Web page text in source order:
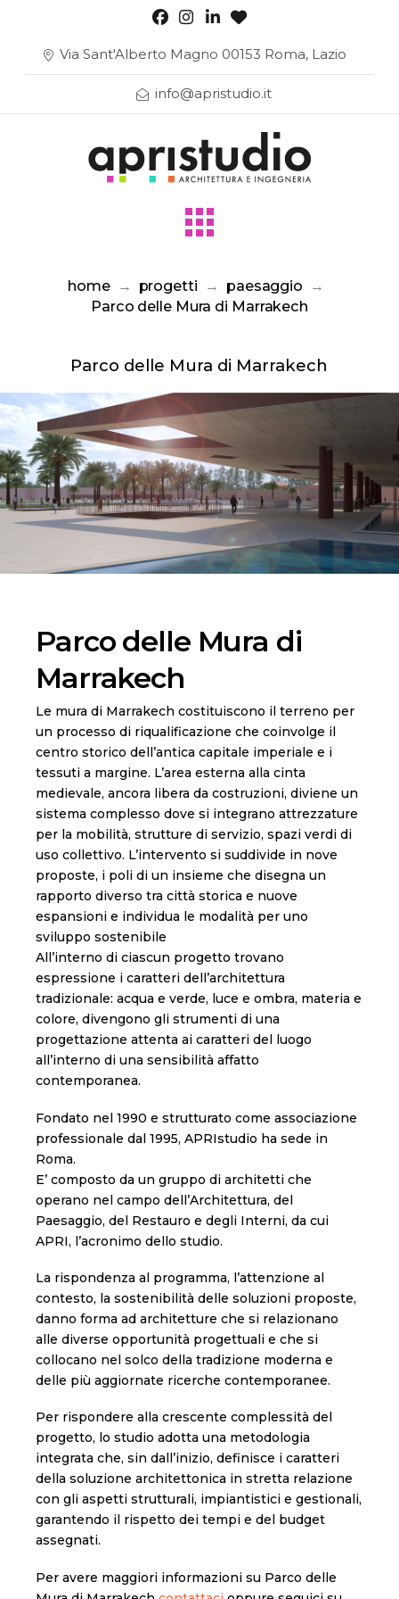
Via Sant'Alberto Magno 00153 Roma, Lazio
info@apristudio.it
home → progetti → paesaggio →
Parco delle Mura di Marrakech
Parco delle Mura di Marrakech
Parco delle Mura di
Marrakech
Le mura di Marrakech costituiscono il terreno per
un processo di riqualificazione che coinvolge il
centro storico dell’antica capitale imperiale e i
tessuti a margine. L’area esterna alla cinta
medievale, ancora libera da costruzioni, diviene un
sistema complesso dove si integrano attrezzature
per la mobilità, strutture di servizio, spazi verdi di
uso collettivo. L’intervento si suddivide in nove
proposte, i poli di un insieme che disegna un
rapporto diverso tra città storica e nuove
espansioni e individua le modalità per uno
sviluppo sostenibile
All’interno di ciascun progetto trovano
espressione i caratteri dell’architettura
tradizionale: acqua e verde, luce e ombra, materia e
colore, divengono gli strumenti di una
progettazione attenta ai caratteri del luogo
all’interno di una sensibilità affatto
contemporanea.
Fondato nel 1990 e strutturato come associazione
professionale dal 1995, APRIstudio ha sede in
Roma.
E’ composto da un gruppo di architetti che
operano nel campo dell’Architettura, del
Paesaggio, del Restauro e degli Interni, da cui
APRI, l’acronimo dello studio.
La rispondenza al programma, l’attenzione al
contesto, la sostenibilità delle soluzioni proposte,
danno forma ad architetture che si relazionano
alle diverse opportunità progettuali e che si
collocano nel solco della tradizione moderna e
delle più aggiornate ricerche contemporanee.
Per rispondere alla crescente complessità del
progetto, lo studio adotta una metodologia
integrata che, sin dall’inizio, definisce i caratteri
della soluzione architettonica in stretta relazione
con gli aspetti strutturali, impiantistici e gestionali,
garantendo il rispetto dei tempi e del budget
assegnati.
Per avere maggiori informazioni su Parco delle